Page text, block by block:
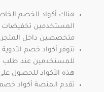
هناك أكواد الخصم
المستخدمين تخفيضات
متخصصين داخل المتجر.
تتوفر أكواد خصم
للمستخدمين عند طلب
هذه الأكواد للحصول
تقدم المنصة أكواد